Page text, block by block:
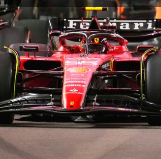
περισσότερα ειδη μουσικής απο όλο τον κόσμο,και σιγουρα